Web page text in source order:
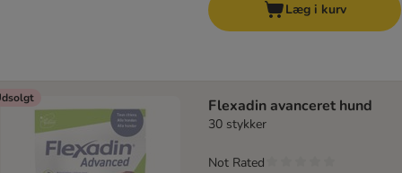
Læg i kurv
Flexadin avanceret hund
30 stykker
Not Rated